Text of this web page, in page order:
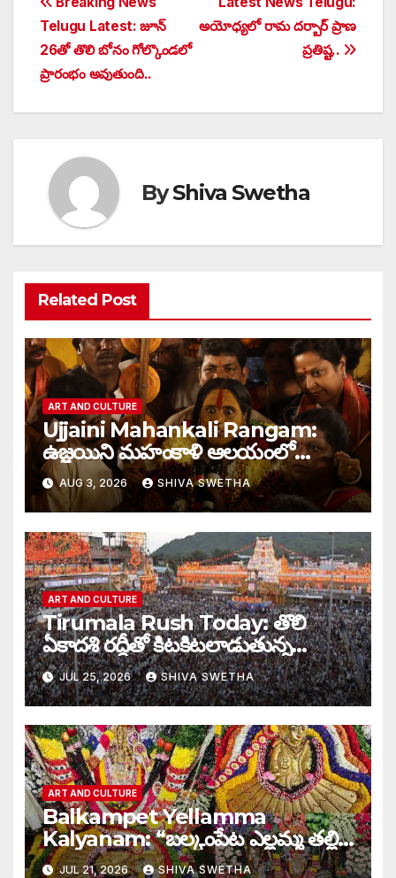
Post
navigation
అయోధ్యలో రామ దర్బార్​ ప్రాణ
ప్రతిష్ట..
Telugu Latest: జూన్
26తో తొలి బోనం గోల్కొండలో
ప్రారంభం అవుతుంది..
ByShiva Swetha
Related Post
ART AND CULTURE
Ujjaini Mahankali Rangam:
ఉజ్జయిని మహంకాళి ఆలయంలో
సంప్రదాయ రంగం కార్యక్రమం
AUG 3, 2026 SHIVA SWETHA
ART AND CULTURE
Tirumala Rush Today: తొలి
ఏకాదశి రద్దీతో కిటకిటలాడుతున్న
తిరుమల…
JUL 25, 2026 SHIVA SWETHA
ART AND CULTURE
Balkampet Yellamma
Kalyanam: “బల్కంపేట ఎల్లమ్మ తల్లి”
వార్షిక కళ్యాణ మహోత్సవం…
JUL 21, 2026 SHIVA SWETHA